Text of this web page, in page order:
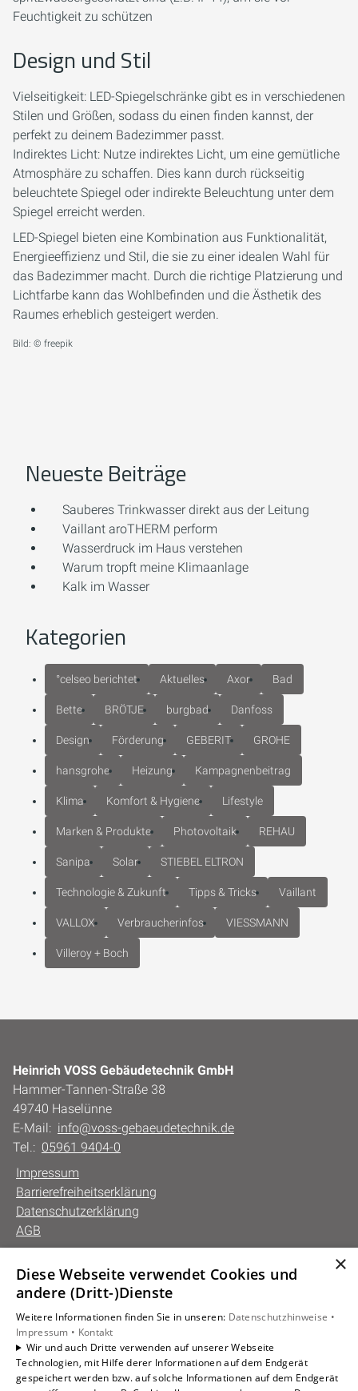
Feuchtigkeit zu schützen
Design und Stil
Vielseitigkeit: LED-Spiegelschränke gibt es in verschiedenen
Stilen und Größen, sodass du einen finden kannst, der
perfekt zu deinem Badezimmer passt.
Indirektes Licht: Nutze indirektes Licht, um eine gemütliche
Atmosphäre zu schaffen. Dies kann durch rückseitig
beleuchtete Spiegel oder indirekte Beleuchtung unter dem
Spiegel erreicht werden.
LED-Spiegel bieten eine Kombination aus Funktionalität,
Energieeffizienz und Stil, die sie zu einer idealen Wahl für
das Badezimmer macht. Durch die richtige Platzierung und
Lichtfarbe kann das Wohlbefinden und die Ästhetik des
Raumes erheblich gesteigert werden.
Bild: © freepik
Neueste Beiträge
Sauberes Trinkwasser direkt aus der Leitung
Vaillant aroTHERM perform
Wasserdruck im Haus verstehen
Warum tropft meine Klimaanlage
Kalk im Wasser
Kategorien
°celseo berichtet Aktuelles Axor Bad
Bette BRÖTJE burgbad Danfoss
Design Förderung GEBERIT GROHE
hansgrohe Heizung Kampagnenbeitrag
Klima Komfort & Hygiene Lifestyle
Marken & Produkte Photovoltaik REHAU
Sanipa Solar STIEBEL ELTRON
Technologie & Zukunft Tipps & Tricks Vaillant
VALLOX Verbraucherinfos VIESSMANN
Villeroy + Boch
Heinrich VOSS Gebäudetechnik GmbH
Hammer-Tannen-Straße 38
49740 Haselünne
E-Mail: info@voss-gebaeudetechnik.de
Tel.: 05961 9404-0
Impressum
Barrierefreiheitserklärung
Datenschutzerklärung
AGB
Unsere Bereiche
Gewerbekunden
Karriere
Unternehmen
Kontakt
×
Diese Webseite verwendet Cookies und
andere (Dritt-)Dienste
Weitere Informationen finden Sie in unseren: Datenschutzhinweise •
Impressum • Kontakt
Wir und auch Dritte verwenden auf unserer Webseite
Technologien, mit Hilfe derer Informationen auf dem Endgerät
gespeichert werden bzw. auf solche Informationen auf dem Endgerät